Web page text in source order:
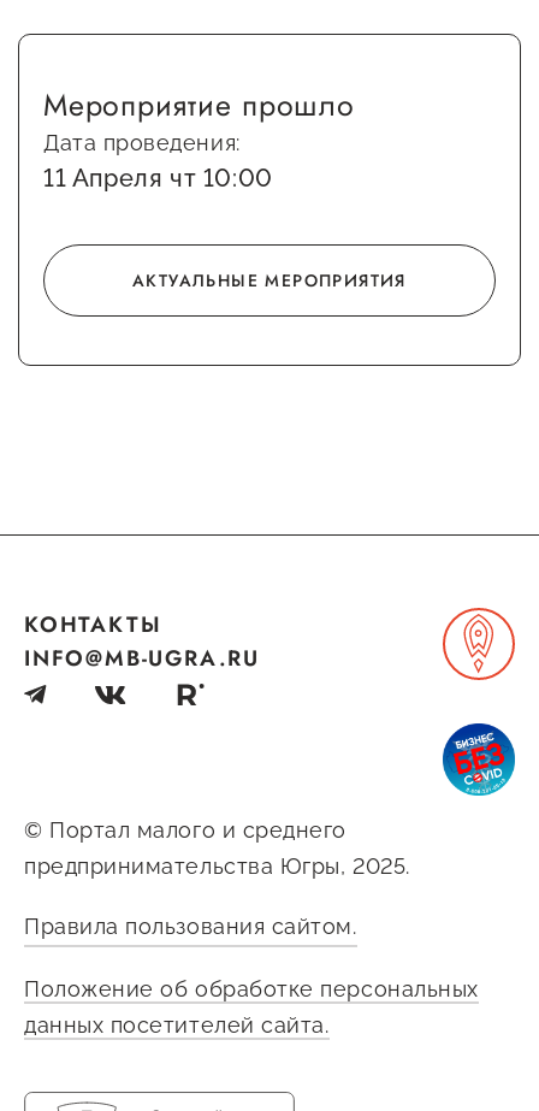
Каталог югорских франшиз
Инвестору
Новости УФНС
Каталог грантов
Конкурсы для
О фонде
Документы
Вакансии
Мероприятие прошло
Дата проведения:
11 Апреля чт 10:00
АКТУАЛЬНЫЕ МЕРОПРИЯТИЯ
© Портал малого и среднего
предпринимательства Югры, 2025.
Правила пользования сайтом.
Положение об обработке персональных
данных посетителей сайта.
КОНТАКТЫ
INFO@MB-UGRA.RU